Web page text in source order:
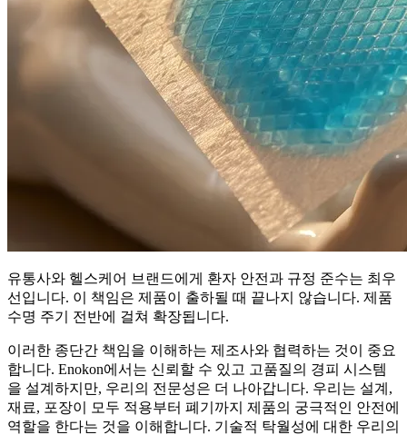
유통사와 헬스케어 브랜드에게 환자 안전과 규정 준수는 최우
선입니다. 이 책임은 제품이 출하될 때 끝나지 않습니다. 제품
수명 주기 전반에 걸쳐 확장됩니다.
이러한 종단간 책임을 이해하는 제조사와 협력하는 것이 중요
합니다. Enokon에서는 신뢰할 수 있고 고품질의 경피 시스템
을 설계하지만, 우리의 전문성은 더 나아갑니다. 우리는 설계,
재료, 포장이 모두 적용부터 폐기까지 제품의 궁극적인 안전에
역할을 한다는 것을 이해합니다. 기술적 탁월성에 대한 우리의